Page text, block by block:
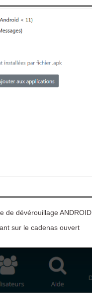
de dévérouillage ANDROID
sur le cadenas ouvert